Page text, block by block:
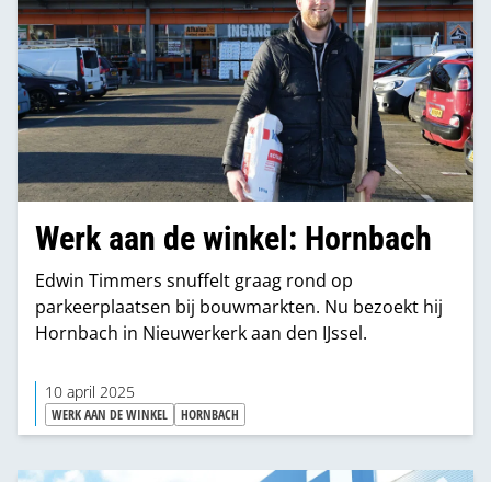
Werk aan de winkel: Hornbach
Edwin Timmers snuffelt graag rond op
parkeerplaatsen bij bouwmarkten. Nu bezoekt hij
Hornbach in Nieuwerkerk aan den IJssel.
10 april 2025
WERK AAN DE WINKEL HORNBACH